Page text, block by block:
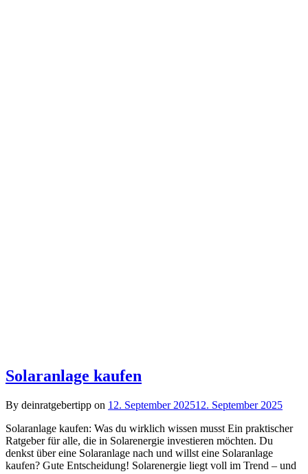
Solaranlage kaufen
By deinratgebertipp on 12. September 202512. September 2025
Solaranlage kaufen: Was du wirklich wissen musst Ein praktischer
Ratgeber für alle, die in Solarenergie investieren möchten. Du
denkst über eine Solaranlage nach und willst eine Solaranlage
kaufen? Gute Entscheidung! Solarenergie liegt voll im Trend – und